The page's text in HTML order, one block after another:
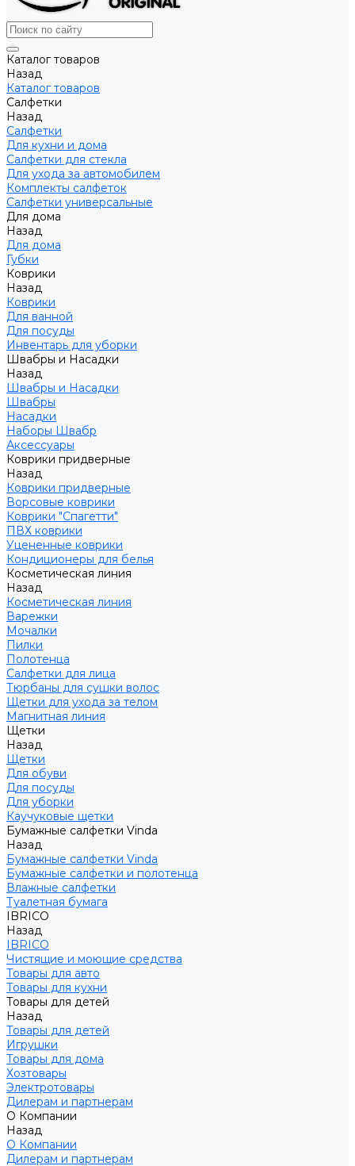
Каталог товаров
Назад
Каталог товаров
Салфетки
Назад
Салфетки
Для кухни и дома
Салфетки для стекла
Для ухода за автомобилем
Комплекты салфеток
Салфетки универсальные
Для дома
Назад
Для дома
Губки
Коврики
Назад
Коврики
Для ванной
Для посуды
Инвентарь для уборки
Швабры и Насадки
Назад
Швабры и Насадки
Швабры
Насадки
Наборы Швабр
Аксессуары
Коврики придверные
Назад
Коврики придверные
Ворсовые коврики
Коврики "Спагетти"
ПВХ коврики
Уцененные коврики
Кондиционеры для белья
Косметическая линия
Назад
Косметическая линия
Варежки
Мочалки
Пилки
Полотенца
Салфетки для лица
Тюрбаны для сушки волос
Щетки для ухода за телом
Магнитная линия
Щетки
Назад
Щетки
Для обуви
Для посуды
Для уборки
Каучуковые щетки
Бумажные салфетки Vinda
Назад
Бумажные салфетки Vinda
Бумажные салфетки и полотенца
Влажные салфетки
Туалетная бумага
IBRICO
Назад
IBRICO
Чистящие и моющие средства
Товары для авто
Товары для кухни
Товары для детей
Назад
Товары для детей
Игрушки
Товары для дома
Хозтовары
Электротовары
Дилерам и партнерам
О Компании
Назад
О Компании
Дилерам и партнерам